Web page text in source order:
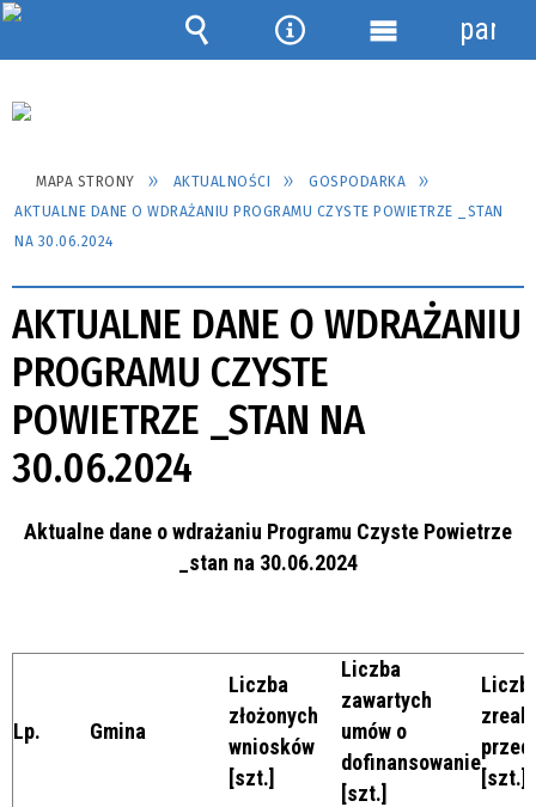
MAPA STRONY AKTUALNOŚCI
GOSPODARKA
AKTUALNE DANE O WDRAŻANIU PROGRAMU CZYSTE POWIETRZE _STAN
NA 30.06.2024
AKTUALNE DANE O WDRAŻANIU
PROGRAMU CZYSTE
POWIETRZE _STAN NA
30.06.2024
Aktualne dane o wdrażaniu Programu Czyste Powietrze
_stan na 30.06.2024
Lp. Gmina
Liczba
złożonych
wniosków
[szt.]
Liczba
zawartych
umów o
dofinansowanie
[szt.]
[szt.]
Wyszukiwarka
NarzędziaMenu
panel